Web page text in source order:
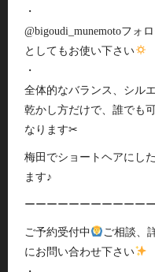
・
@bigoudi_munemotoフォ
としてもお使い下さい
・
全体的なバランス、シル
乾かし方だけで、誰でも
なります✂︎
梅田でショートヘアにし
ます♪
ーーーーーーーーーーー
ご予約受付中
ご相談、
にお問い合わせ下さい